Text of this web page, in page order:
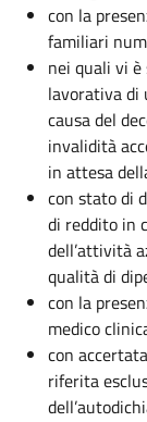
con la
familiari
nei quali vi
lavorativa di
causa del
invalidità
in attesa
con stato di
di reddito in
dell’attività
qualità di
con la
medico
con
riferita